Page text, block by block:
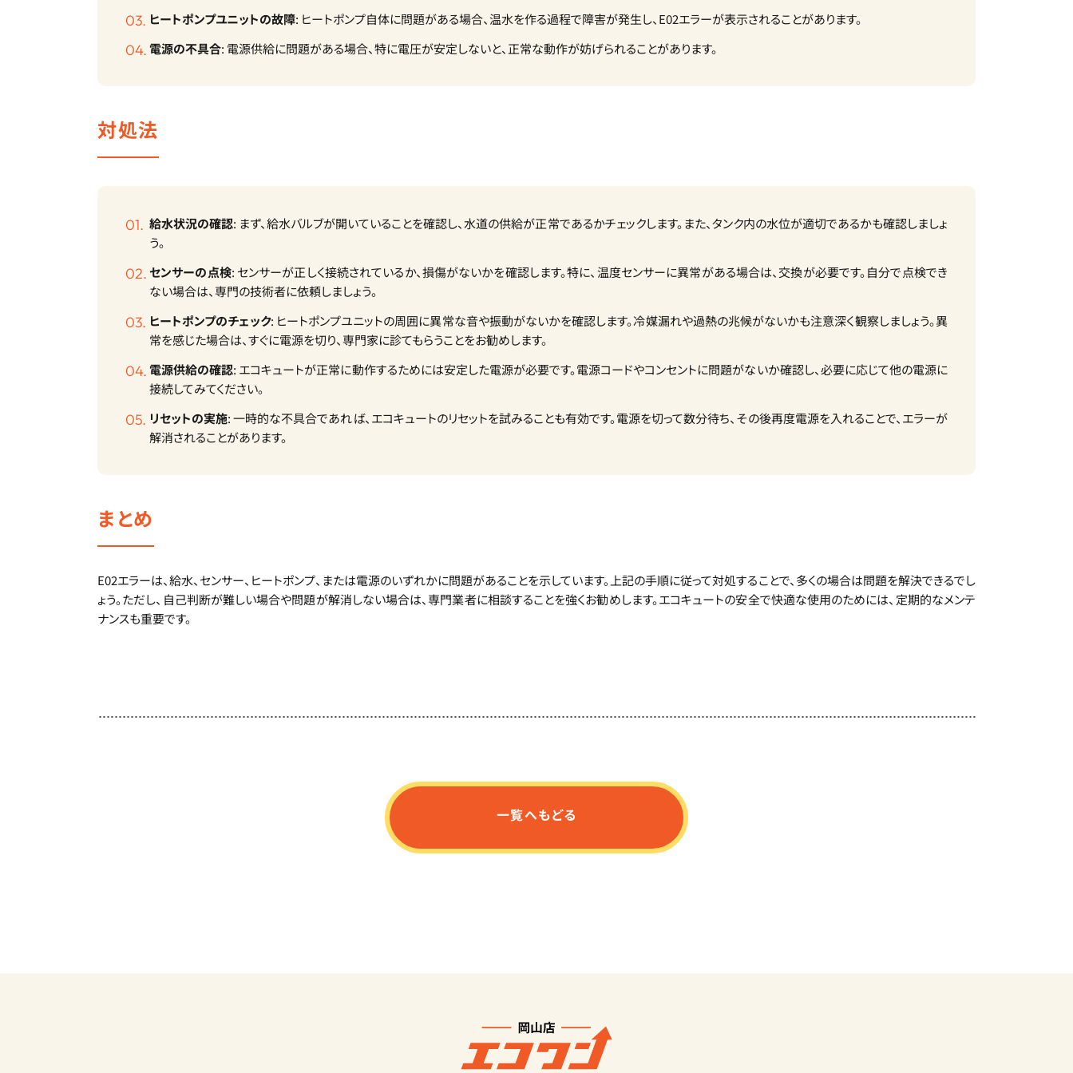
ヒートポンプユニットの故障: ヒートポンプ自体に問題がある場合、温水を作る過程で障害が発生し、E02エラーが表示されることがあります。
電源の不具合: 電源供給に問題がある場合、特に電圧が安定しないと、正常な動作が妨げられることがあります。
対処法
給水状況の確認: まず、給水バルブが開いていることを確認し、水道の供給が正常であるかチェックします。また、タンク内の水位が適切であるかも確認しましょ
う。
センサーの点検: センサーが正しく接続されているか、損傷がないかを確認します。特に、温度センサーに異常がある場合は、交換が必要です。自分で点検でき
ない場合は、専門の技術者に依頼しましょう。
ヒートポンプのチェック: ヒートポンプユニットの周囲に異常な音や振動がないかを確認します。冷媒漏れや過熱の兆候がないかも注意深く観察しましょう。異
常を感じた場合は、すぐに電源を切り、専門家に診てもらうことをお勧めします。
電源供給の確認: エコキュートが正常に動作するためには安定した電源が必要です。電源コードやコンセントに問題がないか確認し、必要に応じて他の電源に
接続してみてください。
リセットの実施: 一時的な不具合であれば、エコキュートのリセットを試みることも有効です。電源を切って数分待ち、その後再度電源を入れることで、エラーが
解消されることがあります。
まとめ
E02エラーは、給水、センサー、ヒートポンプ、または電源のいずれかに問題があることを示しています。上記の手順に従って対処することで、多くの場合は問題を解決できるでし
ょう。ただし、自己判断が難しい場合や問題が解消しない場合は、専門業者に相談することを強くお勧めします。エコキュートの安全で快適な使用のためには、定期的なメンテ
ナンスも重要です。
一覧へもどる